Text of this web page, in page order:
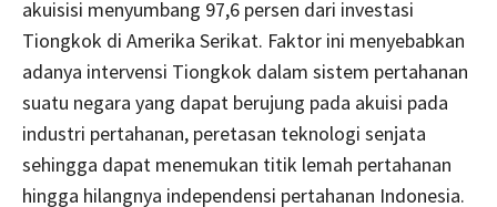
akuisisi menyumbang 97,6 persen dari investasi
Tiongkok di Amerika Serikat. Faktor ini menyebabkan
adanya intervensi Tiongkok dalam sistem pertahanan
suatu negara yang dapat berujung pada akuisi pada
industri pertahanan, peretasan teknologi senjata
sehingga dapat menemukan titik lemah pertahanan
hingga hilangnya independensi pertahanan Indonesia.